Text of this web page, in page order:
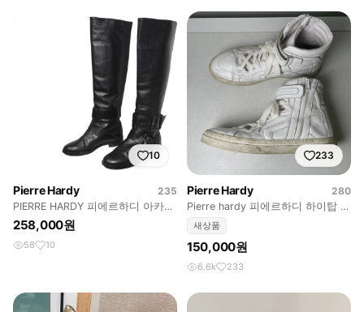
10
Pierre Hardy
235
PIERRE HARDY 피에르하디 아카이
브 버클 레더 롱부츠
258,000원
58 10
233
Pierre Hardy
280
Pierre hardy 피에르하디 하이탑 흰
색 구매합니다
새상품
150,000원
6.6k 233